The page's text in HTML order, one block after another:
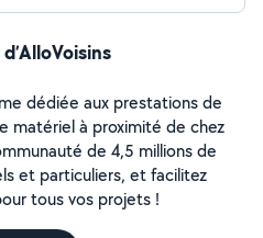
dédiée aux prestations de
matériel à proximité de chez
de 4,5 millions de
et particuliers, et facilitez
tous vos projets !